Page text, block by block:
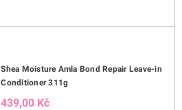
Shea Moisture Amla Bond Repair Leave-in
Conditioner 311g
439,00 Kč